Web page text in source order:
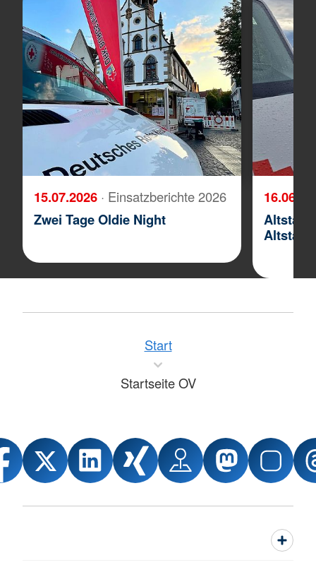
15.07.2026 · Einsatzberichte 2026
Zwei Tage Oldie Night
Altstadt
Altstadt
Start
Startseite OV